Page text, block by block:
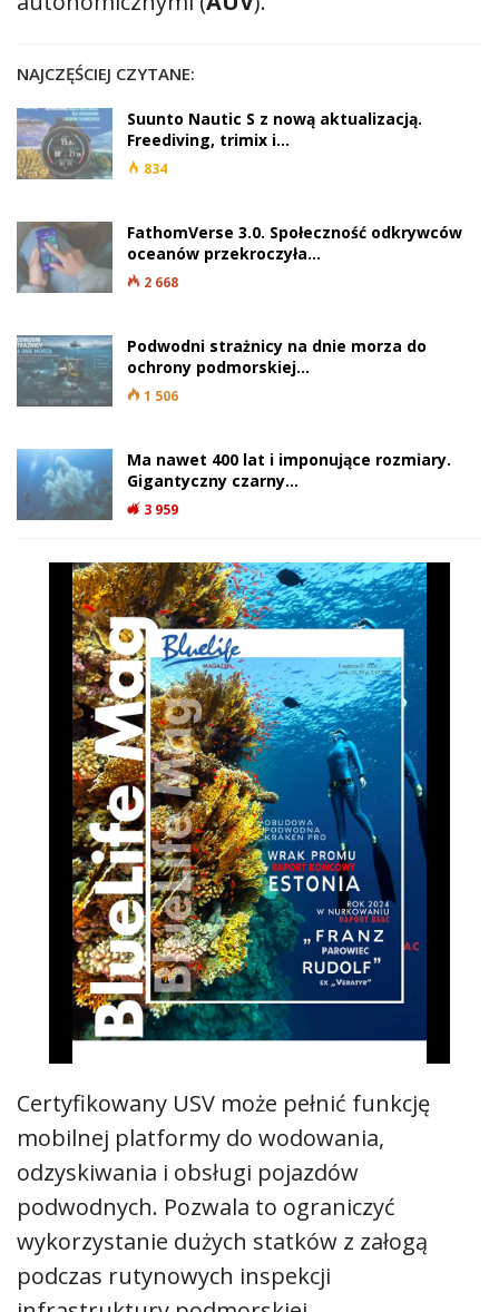
NAJCZĘŚCIEJ CZYTANE:
Suunto Nautic S z nową aktualizacją.
Freediving, trimix i…
834
FathomVerse 3.0. Społeczność odkrywców
oceanów przekroczyła…
2 668
Podwodni strażnicy na dnie morza do
ochrony podmorskiej…
1 506
Ma nawet 400 lat i imponujące rozmiary.
Gigantyczny czarny…
3 959
Certyfikowany USV może pełnić funkcję
mobilnej platformy do wodowania,
odzyskiwania i obsługi pojazdów
podwodnych. Pozwala to ograniczyć
wykorzystanie dużych statków z załogą
podczas rutynowych inspekcji